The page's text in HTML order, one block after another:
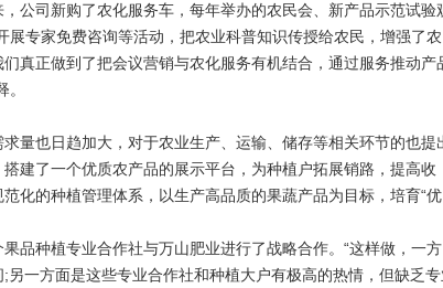
公司新购了农化服务车，每年举办的农民会、新产品示范试验
专家免费咨询等活动，把农业科普知识传授给农民，增强了农
真正做到了把会议营销与农化服务有机结合，通过服务推动产
也日趋加大，对于农业生产、运输、储存等相关环节的也提
建了一个优质农产品的展示平台，为种植户拓展销路，提高收
化的种植管理体系，以生产高品质的果蔬产品为目标，培育“优
种植专业合作社与万山肥业进行了战略合作。“这样做，一方
一方面是这些专业合作社和种植大户有极高的热情，但缺乏专